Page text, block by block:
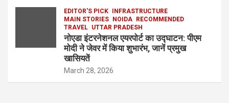
EDITOR'S PICK
INFRASTRUCTURE
MAIN STORIES
NOIDA
RECOMMENDED
TRAVEL UTTAR PRADESH
नोएडा इंटरनेशनल एयरपोर्ट का उद्घाटन: पीएम
मोदी ने जेवर में किया शुभारंभ, जानें प्रमुख
खासियतें
March 28, 2026